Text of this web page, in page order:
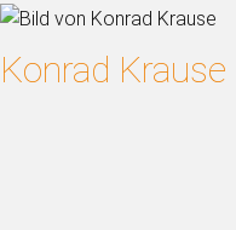
Konrad Krause